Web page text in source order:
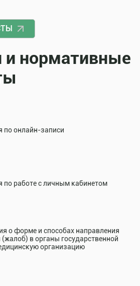
и нормативные
по онлайн-записи
по работе с личным кабинетом
о форме и способах направления
в органы государственной
организацию